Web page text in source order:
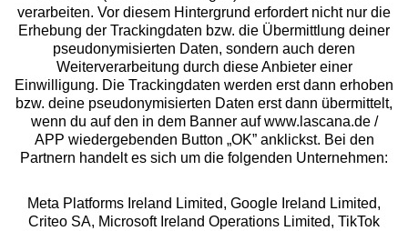
Beratung
Über uns
Rechtliches
Alle Preise inkl. MwSt., zzgl.
Versandkosten
verarbeiten. Vor diesem Hintergrund erfordert nicht nur die
Erhebung der Trackingdaten bzw. die Übermittlung deiner
pseudonymisierten Daten, sondern auch deren
Weiterverarbeitung durch diese Anbieter einer
Einwilligung. Die Trackingdaten werden erst dann erhoben
bzw. deine pseudonymisierten Daten erst dann übermittelt,
wenn du auf den in dem Banner auf www.lascana.de /
APP wiedergebenden Button „OK” anklickst. Bei den
Partnern handelt es sich um die folgenden Unternehmen:
Meta Platforms Ireland Limited, Google Ireland Limited,
Criteo SA, Microsoft Ireland Operations Limited, TikTok